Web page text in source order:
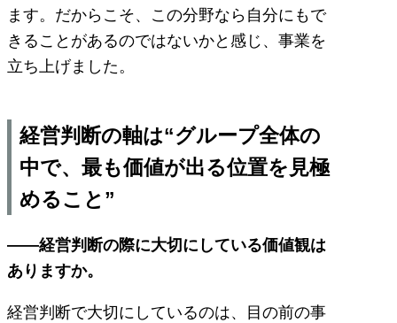
ます。だからこそ、この分野なら自分にもで
きることがあるのではないかと感じ、事業を
立ち上げました。
経営判断の軸は“グループ全体の
中で、最も価値が出る位置を見極
めること”
――経営判断の際に大切にしている価値観は
ありますか。
経営判断で大切にしているのは、目の前の事